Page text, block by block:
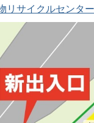
リサイクルセンタ